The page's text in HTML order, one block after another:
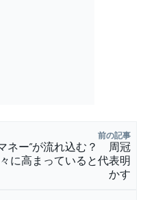
前の記事
ネー”が流れ込む？ 周冠
に高まっていると代表明
かす